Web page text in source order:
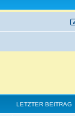
LETZTER BEITRAG